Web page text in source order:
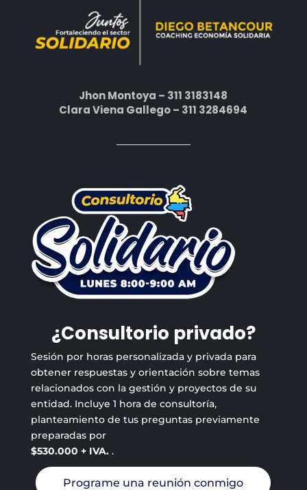
Jhon Montoya – 311 3183148
Clara Viena Gallego – 311 3284694
¿Consultorio privado?
Sesión por horas personalizada y privada para
obtener respuestas y orientación sobre temas
relacionados con la gestión y proyectos de su
entidad. Incluye 1 hora de consultoría,
planteamiento de tus preguntas previamente
preparadas por
$530.000 + IVA. .
Programe una reunión conmigo